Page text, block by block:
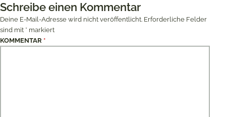
Schreibe einen Kommentar
Deine E-Mail-Adresse wird nicht veröffentlicht. Erforderliche Felder
sind mit * markiert
KOMMENTAR *